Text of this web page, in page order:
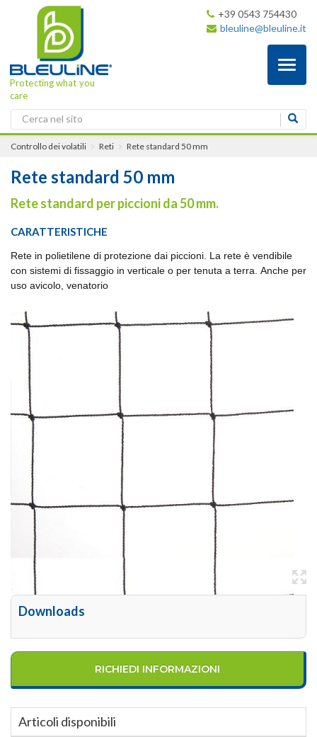
Protecting what you
care
+39 0543 754430
bleuline@bleuline.it
Controllo dei volatili Reti Rete standard 50 mm
Rete standard 50 mm
Rete standard per piccioni da 50 mm.
CARATTERISTICHE
Rete in polietilene di protezione dai piccioni. La rete è vendibile
con sistemi di fissaggio in verticale o per tenuta a terra. Anche per
uso avicolo, venatorio
Downloads
RICHIEDI INFORMAZIONI
Articoli disponibili